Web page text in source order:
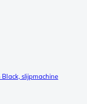
slijpmachine